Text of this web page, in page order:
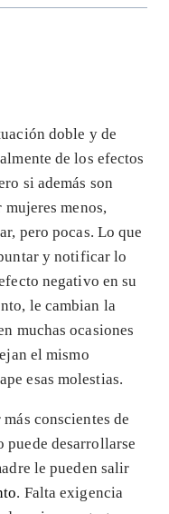
doble y de
de los efectos
si además son
menos,
pero pocas. Lo que
y notificar lo
negativo en su
le cambian la
muchas ocasiones
el mismo
esas molestias.
conscientes de
puede desarrollarse
le pueden salir
. Falta exigencia